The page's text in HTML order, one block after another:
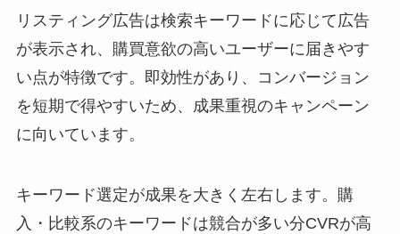
リスティング広告は検索キーワードに応じて広告
が表示され、購買意欲の高いユーザーに届きやす
い点が特徴です。即効性があり、コンバージョン
を短期で得やすいため、成果重視のキャンペーン
に向いています。
キーワード選定が成果を大きく左右します。購
入・比較系のキーワードは競合が多い分CVRが高